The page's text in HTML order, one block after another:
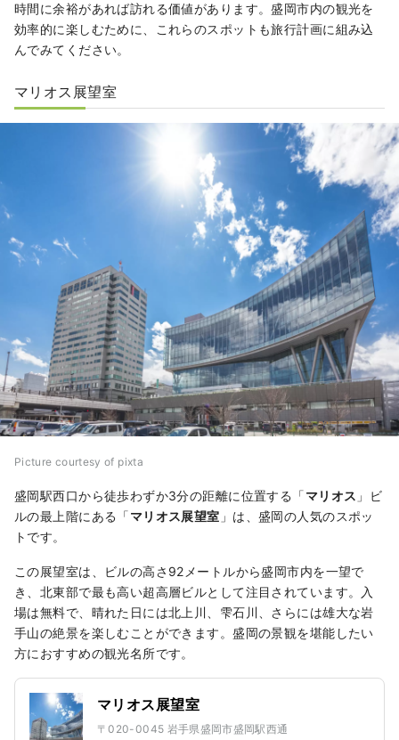
時間に余裕があれば訪れる価値があります。盛岡市内の観光を
効率的に楽しむために、これらのスポットも旅行計画に組み込
んでみてください。
マリオス展望室
Picture courtesy of pixta
盛岡駅西口から徒歩わずか3分の距離に位置する「マリオス 」ビ
ルの最上階にある「マリオス展望室 」は、盛岡の人気のスポッ
トです。
この展望室は、ビルの高さ92メートルから盛岡市内を一望で
き、北東部で最も高い超高層ビルとして注目されています。入
場は無料で、晴れた日には北上川、雫石川、さらには雄大な岩
手山の絶景を楽しむことができます。盛岡の景観を堪能したい
方におすすめの観光名所です。
マリオス展望室
〒020-0045 岩手県盛岡市盛岡駅西通